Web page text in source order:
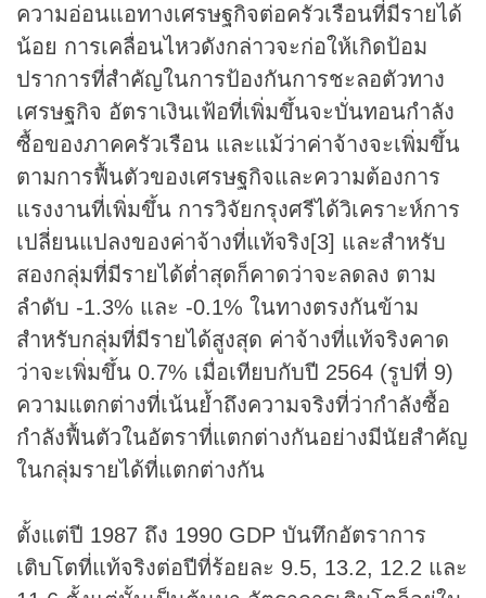
ความอ่อนแอทางเศรษฐกิจต่อครัวเรือนที่มีรายได้
น้อย การเคลื่อนไหวดังกล่าวจะก่อให้เกิดป้อม
ปราการที่สำคัญในการป้องกันการชะลอตัวทาง
เศรษฐกิจ อัตราเงินเฟ้อที่เพิ่มขึ้นจะบั่นทอนกำลัง
ซื้อของภาคครัวเรือน และแม้ว่าค่าจ้างจะเพิ่มขึ้น
ตามการฟื้นตัวของเศรษฐกิจและความต้องการ
แรงงานที่เพิ่มขึ้น การวิจัยกรุงศรีได้วิเคราะห์การ
เปลี่ยนแปลงของค่าจ้างที่แท้จริง[3] และสำหรับ
สองกลุ่มที่มีรายได้ต่ำสุดก็คาดว่าจะลดลง ตาม
ลำดับ -1.3% และ -0.1% ในทางตรงกันข้าม
สำหรับกลุ่มที่มีรายได้สูงสุด ค่าจ้างที่แท้จริงคาด
ว่าจะเพิ่มขึ้น 0.7% เมื่อเทียบกับปี 2564 (รูปที่ 9)
ความแตกต่างที่เน้นย้ำถึงความจริงที่ว่ากำลังซื้อ
กำลังฟื้นตัวในอัตราที่แตกต่างกันอย่างมีนัยสำคัญ
ในกลุ่มรายได้ที่แตกต่างกัน
ตั้งแต่ปี 1987 ถึง 1990 GDP บันทึกอัตราการ
เติบโตที่แท้จริงต่อปีที่ร้อยละ 9.5, 13.2, 12.2 และ